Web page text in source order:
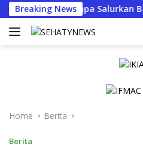
Skip
to
content
Breaking News
Menyapa Salurkan
Home Berita
Berita